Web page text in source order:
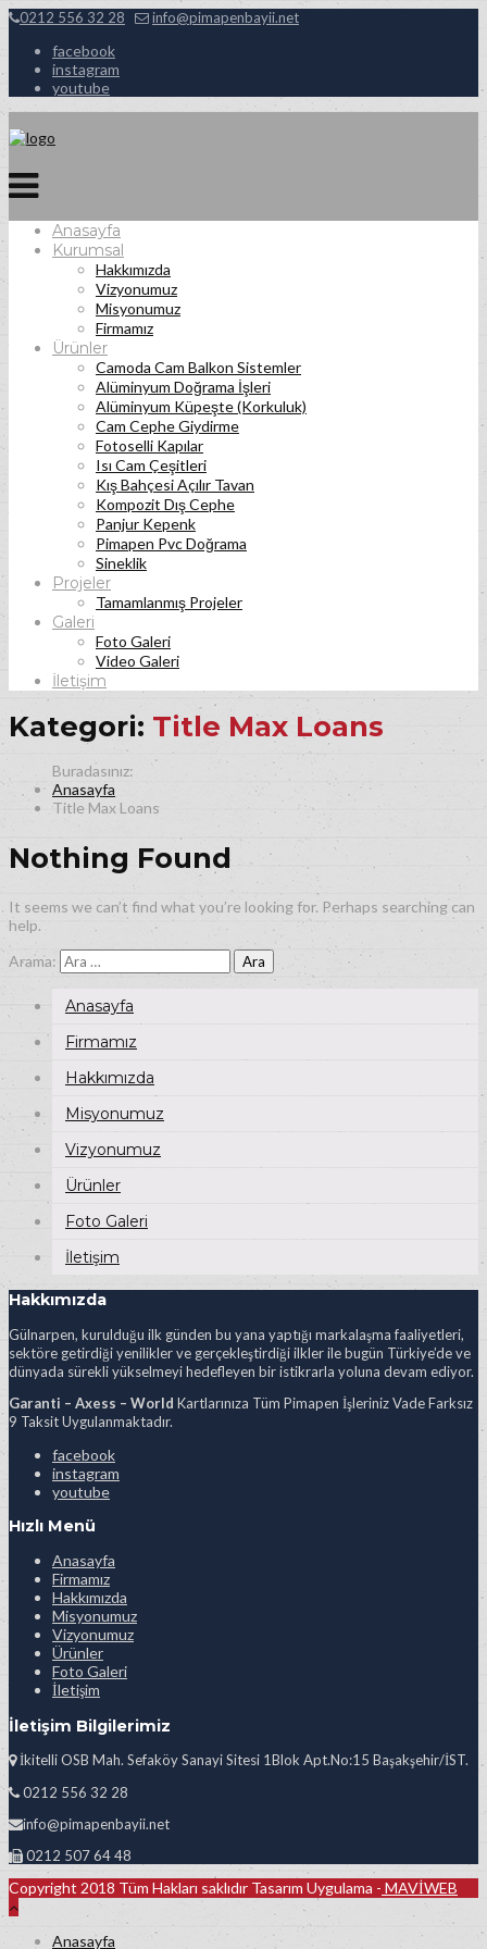
0212 556 32 28 info@pimapenbayii.net
facebook
instagram
youtube
Anasayfa
Kurumsal
Hakkımızda
Vizyonumuz
Misyonumuz
Firmamız
Ürünler
Camoda Cam Balkon Sistemler
Alüminyum Doğrama İşleri
Alüminyum Küpeşte (Korkuluk)
Cam Cephe Giydirme
Fotoselli Kapılar
Isı Cam Çeşitleri
Kış Bahçesi Açılır Tavan
Kompozit Dış Cephe
Panjur Kepenk
Pimapen Pvc Doğrama
Sineklik
Projeler
Tamamlanmış Projeler
Galeri
Foto Galeri
Video Galeri
İletişim
Kategori: Title Max Loans
Anasayfa
Title Max Loans
Nothing Found
It seems we can’t find what you’re looking for. Perhaps searching can
help.
Arama:
Anasayfa
Firmamız
Hakkımızda
Misyonumuz
Vizyonumuz
Ürünler
Foto Galeri
İletişim
Hakkımızda
Gülnarpen, kurulduğu ilk günden bu yana yaptığı markalaşma faaliyetleri,
sektöre getirdiği yenilikler ve gerçekleştirdiği ilkler ile bugün Türkiye’de ve
dünyada sürekli yükselmeyi hedefleyen bir istikrarla yoluna devam ediyor.
Garanti – Axess – World Kartlarınıza Tüm Pimapen İşleriniz Vade Farksız
9 Taksit Uygulanmaktadır.
facebook
instagram
youtube
Hızlı Menü
Anasayfa
Firmamız
Hakkımızda
Misyonumuz
Vizyonumuz
Ürünler
Foto Galeri
İletişim
İletişim Bilgilerimiz
İkitelli OSB Mah. Sefaköy Sanayi Sitesi 1Blok Apt.No:15 Başakşehir/İST.
0212 556 32 28
info@pimapenbayii.net
0212 507 64 48
Copyright 2018 Tüm Hakları saklıdır Tasarım Uygulama - MAVİWEB
Anasayfa